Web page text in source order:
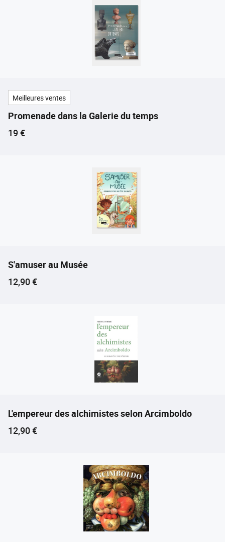
Meilleures ventes
Promenade dans la Galerie du temps
Prix ​​actuel
19 €
S'amuser au Musée
Prix ​​actuel
12,90 €
L'empereur des alchimistes selon Arcimboldo
Prix ​​actuel
12,90 €